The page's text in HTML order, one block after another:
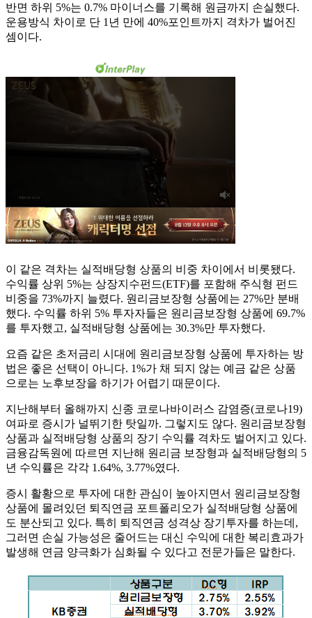
반면 하위 5%는 0.7% 마이너스를 기록해 원금까지 손실했다.
운용방식 차이로 단 1년 만에 40%포인트까지 격차가 벌어진
셈이다.
이 같은 격차는 실적배당형 상품의 비중 차이에서 비롯됐다.
수익률 상위 5%는 상장지수펀드(ETF)를 포함해 주식형 펀드
비중을 73%까지 늘렸다. 원리금보장형 상품에는 27%만 분배
했다. 수익률 하위 5% 투자자들은 원리금보장형 상품에 69.7%
를 투자했고, 실적배당형 상품에는 30.3%만 투자했다.
요즘 같은 초저금리 시대에 원리금보장형 상품에 투자하는 방
법은 좋은 선택이 아니다. 1%가 채 되지 않는 예금 같은 상품
으로는 노후보장을 하기가 어렵기 때문이다.
지난해부터 올해까지 신종 코로나바이러스 감염증(코로나19)
여파로 증시가 널뛰기한 탓일까. 그렇지도 않다. 원리금보장형
상품과 실적배당형 상품의 장기 수익률 격차도 벌어지고 있다.
금융감독원에 따르면 지난해 원리금 보장형과 실적배당형의 5
년 수익률은 각각 1.64%, 3.77%였다.
증시 활황으로 투자에 대한 관심이 높아지면서 원리금보장형
상품에 몰려있던 퇴직연금 포트폴리오가 실적배당형 상품에
도 분산되고 있다. 특히 퇴직연금 성격상 장기투자를 하는데,
그러면 손실 가능성은 줄어드는 대신 수익에 대한 복리효과가
발생해 연금 양극화가 심화될 수 있다고 전문가들은 말한다.